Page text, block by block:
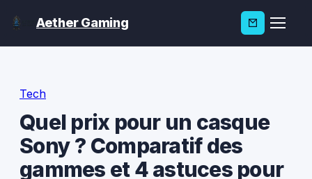
Aether Gaming
Tech
Quel prix pour un casque
Sony ? Comparatif des
gammes et 4 astuces pour